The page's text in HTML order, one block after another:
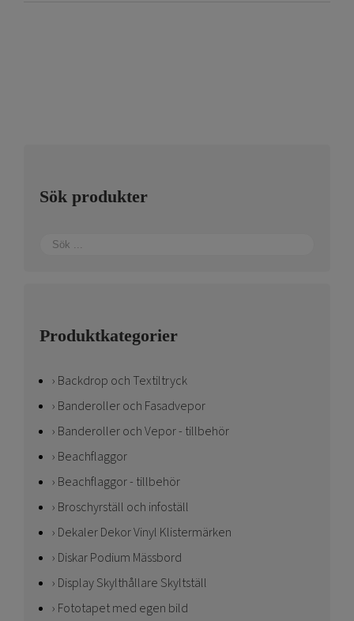
Sök produkter
Produktkategorier
Backdrop och Textiltryck
Banderoller och Fasadvepor
Banderoller och Vepor - tillbehör
Beachflaggor
Beachflaggor - tillbehör
Broschyrställ och infoställ
Dekaler Dekor Vinyl Klistermärken
Diskar Podium Mässbord
Display Skylthållare Skyltställ
Fototapet med egen bild